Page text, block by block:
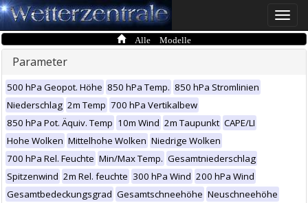
Toggle
Alle Modelle
Parameter
500 hPa Geopot. Höhe 850 hPa Temp. 850 hPa Stromlinien
Niederschlag 2m Temp 700 hPa Vertikalbew
850 hPa Pot. Äquiv. Temp 10m Wind 2m Taupunkt CAPE/LI
Hohe Wolken Mittelhohe Wolken Niedrige Wolken
700 hPa Rel. Feuchte Min/Max Temp. Gesamtniederschlag
Spitzenwind 2m Rel. feuchte 300 hPa Wind 200 hPa Wind
Gesamtbedeckungsgrad Gesamtschneehöhe Neuschneehöhe